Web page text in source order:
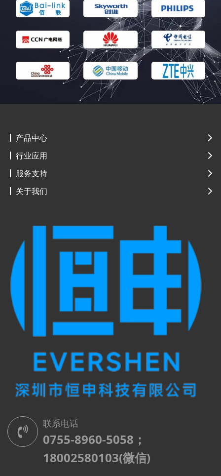
the advantages of PON technology from the aspects
of technology and investment.
联系电话
0755-8960-5058；
18002580103(微信)
产品中心
行业应用
服务支持
关于我们